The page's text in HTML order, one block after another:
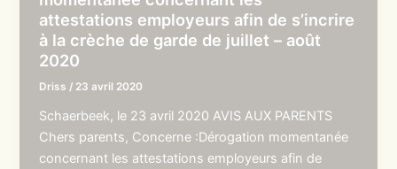
attestations employeurs afin de s’incrire
à la crèche de garde de juillet – août
2020
Driss / 23 avril 2020
Schaerbeek, le 23 avril 2020 AVIS AUX PARENTS
Chers parents, Concerne :Dérogation momentanée
concernant les attestations employeurs afin de